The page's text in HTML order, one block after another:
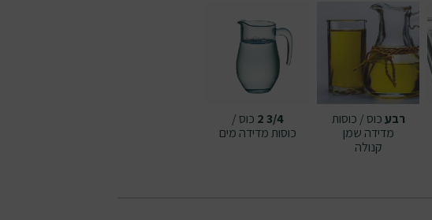
רבעכוס / כוסות
מדידה שמן
קנולה
3/4 2
כוס /
כוסות מדידה מים